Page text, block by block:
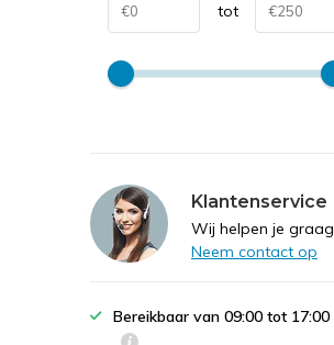
tot
Klantenservice
Wij helpen je graag
Neem contact op
Bereikbaar van 09:00 tot 17:00